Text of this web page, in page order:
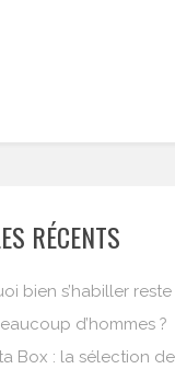
RÉCENTS
bien s’habiller
d’hommes ?
Box : la sélection